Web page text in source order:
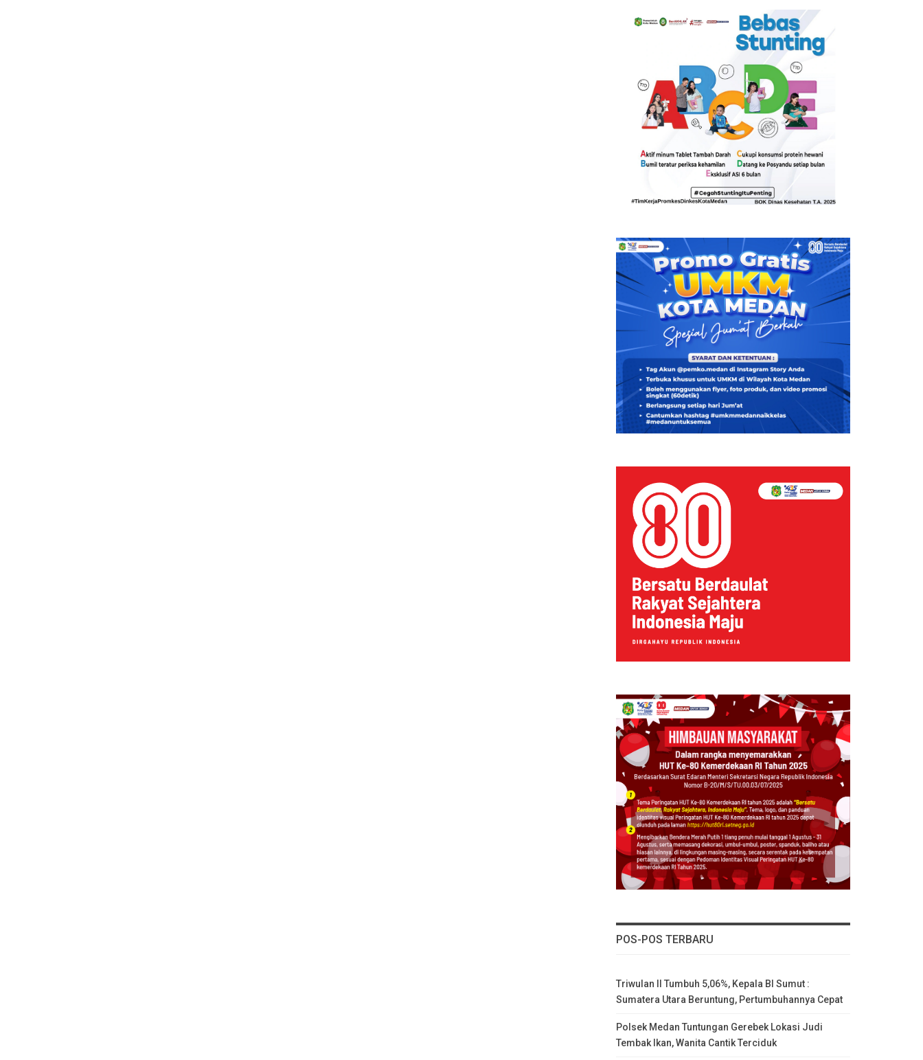
POS-POS TERBARU
Triwulan II Tumbuh 5,06%, Kepala BI Sumut :
Sumatera Utara Beruntung, Pertumbuhannya Cepat
Polsek Medan Tuntungan Gerebek Lokasi Judi
Tembak Ikan, Wanita Cantik Terciduk